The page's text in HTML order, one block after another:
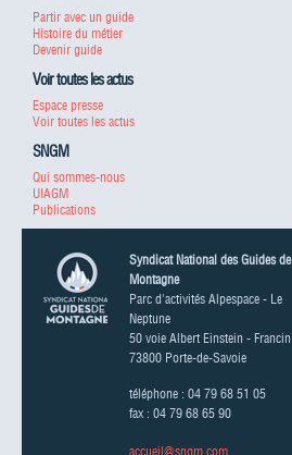
Partir avec un guide
Histoire du métier
Devenir guide
Voir toutes les actus
Espace presse
Voir toutes les actus
SNGM
Qui sommes-nous
UIAGM
Publications
Syndicat National des Guides de
Montagne
Parc d'activités Alpespace - Le
Neptune
50 voie Albert Einstein - Francin
73800 Porte-de-Savoie
téléphone : 04 79 68 51 05
fax : 04 79 68 65 90
accueil@sngm.com